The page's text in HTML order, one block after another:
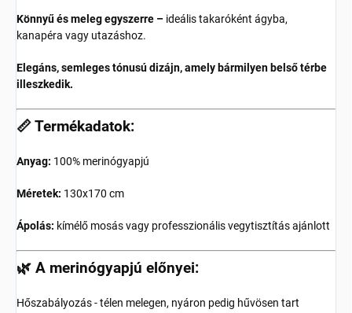
Könnyű és meleg egyszerre – ideális takaróként ágyba,
kanapéra vagy utazáshoz.
Elegáns, semleges tónusú dizájn, amely bármilyen belső térbe
illeszkedik.
📏 Termékadatok:
Anyag: 100% merinógyapjú
Méretek: 130x170 cm
Ápolás: kímélő mosás vagy professzionális vegytisztítás ajánlott
🌿 A merinógyapjú előnyei:
Hőszabályozás - télen melegen, nyáron pedig hűvösen tart